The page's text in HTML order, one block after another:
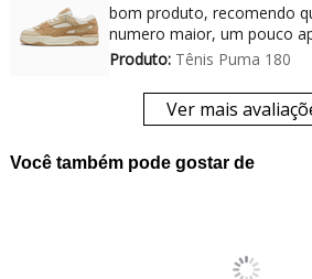
bom produto, recomendo
numero maior, um pouco
Produto:Tênis Puma 180
Ver mais
Você também pode gostar de